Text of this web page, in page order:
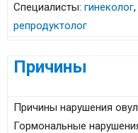
Специалисты: гинеколог,
репродуктолог
Причины
Причины нарушения
Гормональные